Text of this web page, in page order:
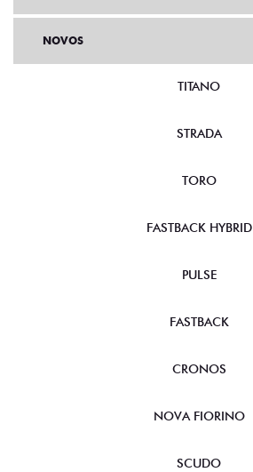
NOVOS
TITANO
STRADA
TORO
FASTBACK HYBRID
PULSE
FASTBACK
CRONOS
NOVA FIORINO
SCUDO